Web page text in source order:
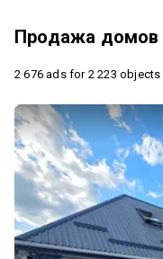
Продажа домов
2 676 ads for 2 223 objects